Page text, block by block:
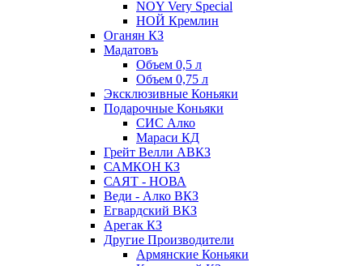
NOY Very Speсial
НОЙ Кремлин
Оганян КЗ
Мадатовъ
Объем 0,5 л
Объем 0,75 л
Эксклюзивные Коньяки
Подарочные Коньяки
СИС Алко
Мараси КД
Грейт Велли АВКЗ
САМКОН КЗ
САЯТ - НОВА
Веди - Алко ВКЗ
Егвардский ВКЗ
Арегак КЗ
Другие Производители
Армянские Коньяки